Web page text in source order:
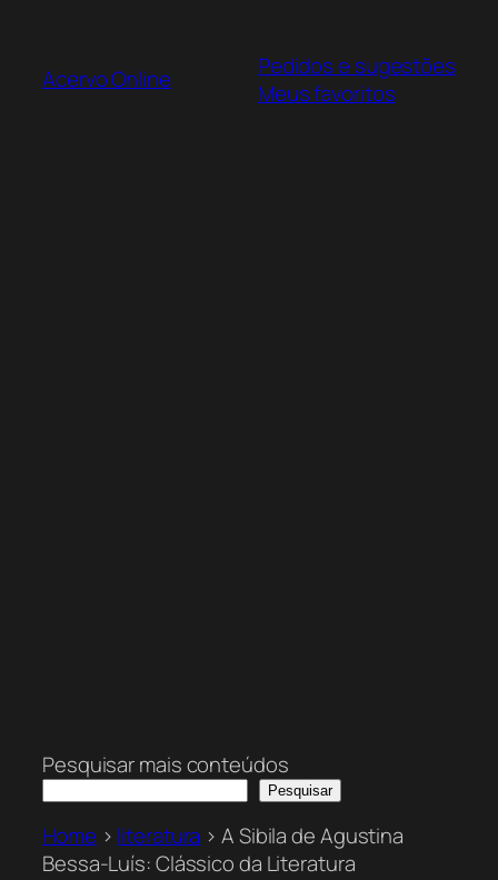
Acervo Online
Pedidos e sugestões
Meus favoritos
Pesquisar mais conteúdos
Pesquisar
Home > literatura >A Sibila de Agustina
Bessa-Luís: Clássico da Literatura